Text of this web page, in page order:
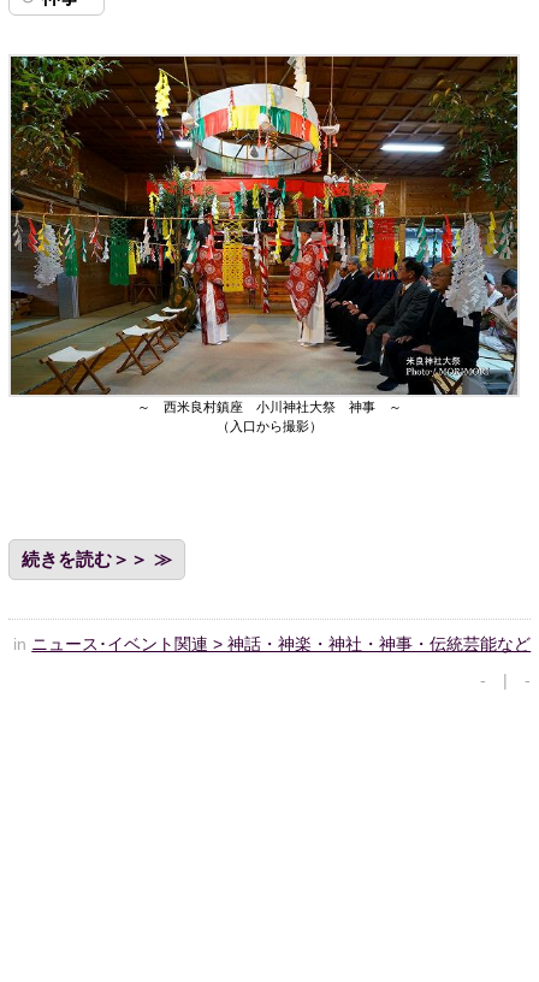
～ 西米良村鎮座 小川神社大祭 神事 ～
（入口から撮影）
続きを読む＞＞
in ニュース･イベント関連 > 神話・神楽・神社・神事・伝統芸能など
- | -